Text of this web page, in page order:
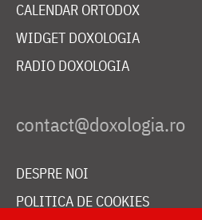
CALENDAR ORTODOX
WIDGET DOXOLOGIA
RADIO DOXOLOGIA
DESPRE NOI
POLITICA DE COOKIES